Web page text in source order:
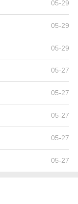
05-29
05-29
05-29
05-27
05-27
05-27
05-27
05-27